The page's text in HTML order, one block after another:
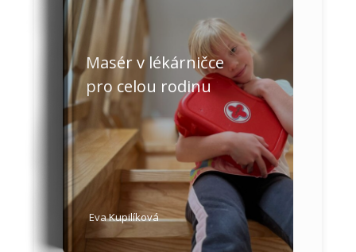
Masér v lékárničce
pro celou rodinu
Eva Kupilíková